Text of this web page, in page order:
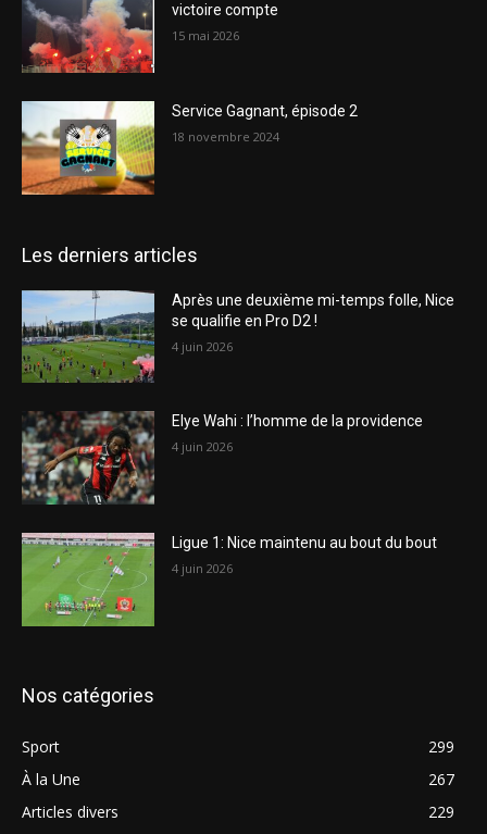
victoire compte
15 mai 2026
Service Gagnant, épisode 2
18 novembre 2024
Les derniers articles
Après une deuxième mi-temps folle, Nice
se qualifie en Pro D2 !
4 juin 2026
Elye Wahi : l’homme de la providence
4 juin 2026
Ligue 1: Nice maintenu au bout du bout
4 juin 2026
Nos catégories
Sport
299
À la Une
267
Articles divers
229